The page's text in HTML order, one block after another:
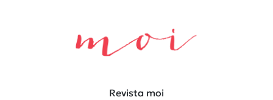
Revista moi